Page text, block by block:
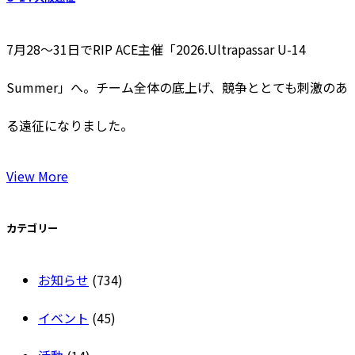
7月28〜31日でRIP ACE主催「2026.Ultrapassar U-14
Summer」へ。チーム全体の底上げ、競争ととても刺激のあ
る遠征になりました。
View More
カテゴリー
お知らせ (734)
イベント (45)